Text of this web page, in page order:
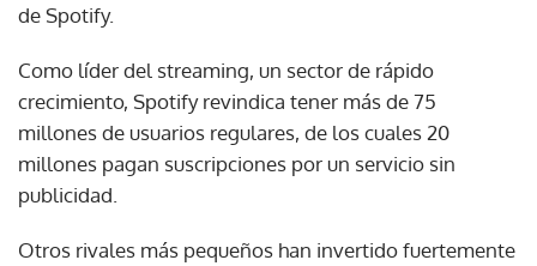
de Spotify.
Como líder del streaming, un sector de rápido
crecimiento, Spotify revindica tener más de 75
millones de usuarios regulares, de los cuales 20
millones pagan suscripciones por un servicio sin
publicidad.
Otros rivales más pequeños han invertido fuertemente